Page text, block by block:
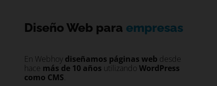
Diseño Web para empresas
En Webhoy diseñamos páginas web desde
hace más de 10 años utilizando WordPress
como CMS